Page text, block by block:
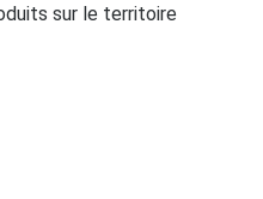
sur le territoire